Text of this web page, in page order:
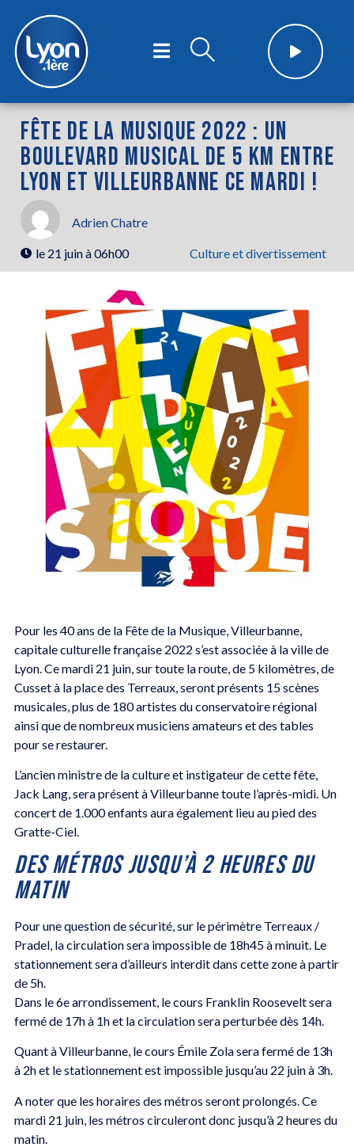
FÊTE DE LA MUSIQUE 2022 : UN
BOULEVARD MUSICAL DE 5 KM ENTRE
LYON ET VILLEURBANNE CE MARDI !
Adrien Chatre
le 21 juin à 06h00 Culture et divertissement
Pour les 40 ans de la Fête de la Musique, Villeurbanne,
capitale culturelle française 2022 s’est associée à la ville de
Lyon. Ce mardi 21 juin, sur toute la route, de 5 kilomètres, de
Cusset à la place des Terreaux, seront présents 15 scènes
musicales, plus de 180 artistes du conservatoire régional
ainsi que de nombreux musiciens amateurs et des tables
pour se restaurer.
L’ancien ministre de la culture et instigateur de cette fête,
Jack Lang, sera présent à Villeurbanne toute l’après-midi. Un
concert de 1.000 enfants aura également lieu au pied des
Gratte-Ciel.
DES MÉTROS JUSQU’À 2 HEURES DU
MATIN
Pour une question de sécurité, sur le périmètre Terreaux /
Pradel, la circulation sera impossible de 18h45 à minuit. Le
stationnement sera d’ailleurs interdit dans cette zone à partir
de 5h.
Dans le 6e arrondissement, le cours Franklin Roosevelt sera
fermé de 17h à 1h et la circulation sera perturbée dès 14h.
Quant à Villeurbanne, le cours Émile Zola sera fermé de 13h
à 2h et le stationnement est impossible jusqu’au 22 juin à 3h.
A noter que les horaires des métros seront prolongés. Ce
mardi 21 juin, les métros circuleront donc jusqu’à 2 heures du
matin.